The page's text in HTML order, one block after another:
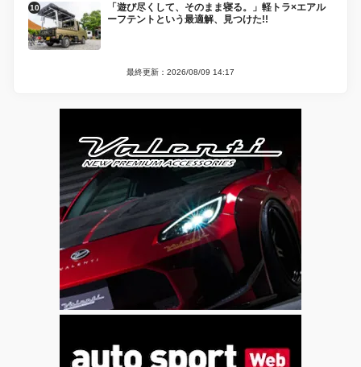
「遊び尽くして、そのまま寝る。」軽トラ×エアル
ーフテントという最適解、見つけた!!
最終更新：2026/08/09 14:17